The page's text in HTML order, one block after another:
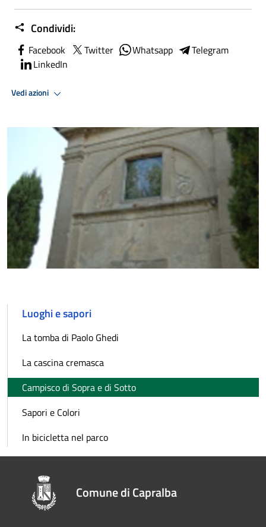
Condividi:
Facebook Twitter Whatsapp
Telegram
LinkedIn
Vedi azioni
Luoghi e sapori
La tomba di Paolo Ghedi
La cascina cremasca
Campisco di Sopra e di Sotto
Sapori e Colori
In bicicletta nel parco
Comune di Capralba